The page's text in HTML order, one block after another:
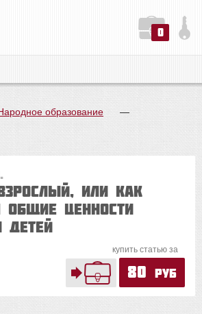
0
образование
—
или Как
ценности
детей
купить статью за
80 руб